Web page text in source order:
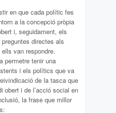
en que cada polític fes
a la concepció pròpia
i, seguidament, els
directes als
van respondre.
permetre tenir una
i els polítics que va
de la tasca que
obert i de l’acció social en
la frase que millor